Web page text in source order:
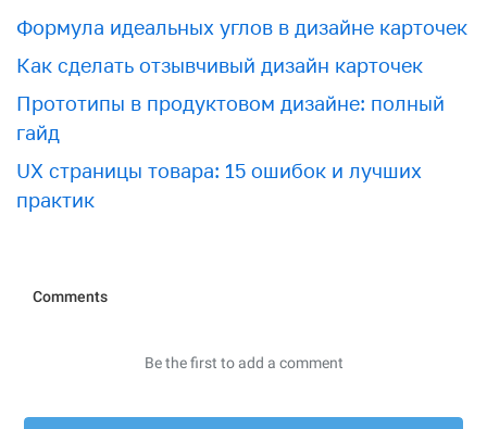
Формула идеальных углов в дизайне карточек
Как сделать отзывчивый дизайн карточек
Прототипы в продуктовом дизайне: полный
гайд
UX страницы товара: 15 ошибок и лучших
практик